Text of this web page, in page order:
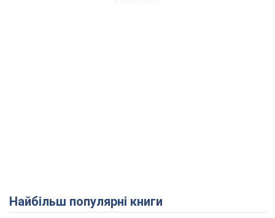
Найбільш популярні книги